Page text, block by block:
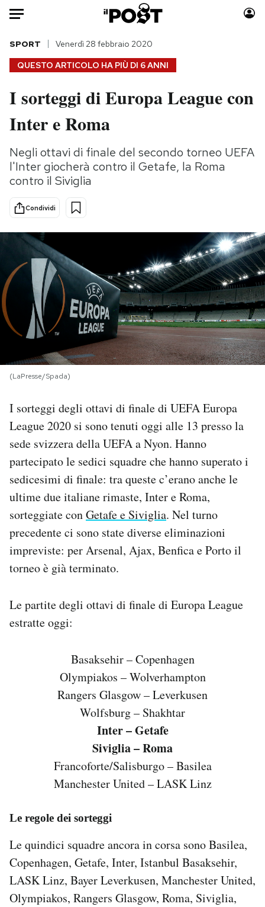
Auto
HOME
Italia
Politica
Tecnologia
Internet
Scienza
Cultura
Economia
Sport
Moda
Storie/Idee
Ok Boomer!
Mondiali calcio 2026
PODCAST
NEWSLETTER
I MIEI PREFERITI
SHOP
CALENDARIO
AREA PERSONALE
Area Personale
Newsletter
Notifiche mobile
Regala il Post
Hai bisogno di aiuto?
QUESTO ARTICOLO HA PIÙ DI 6 ANNI
SPORT Venerdì 28 febbraio 2020
I sorteggi di Europa League con
Inter e Roma
Negli ottavi di finale del secondo torneo UEFA
l'Inter giocherà contro il Getafe, la Roma
contro il Siviglia
Condividi
(LaPresse/Spada)
I sorteggi degli ottavi di finale di UEFA Europa
League 2020 si sono tenuti oggi alle 13 presso la
sede svizzera della UEFA a Nyon. Hanno
partecipato le sedici squadre che hanno superato i
sedicesimi di finale: tra queste c’erano anche le
ultime due italiane rimaste, Inter e Roma,
sorteggiate conGetafe e Siviglia. Nel turno
precedente ci sono state diverse eliminazioni
impreviste: per Arsenal, Ajax, Benfica e Porto il
torneo è già terminato.
Le partite degli ottavi di finale di Europa League
estratte oggi:
Basaksehir – Copenhagen
Olympiakos – Wolverhampton
Rangers Glasgow – Leverkusen
Wolfsburg – Shakhtar
Inter – Getafe
Siviglia – Roma
Francoforte/Salisburgo – Basilea
Manchester United – LASK Linz
Le regole dei sorteggi
Le quindici squadre ancora in corsa sono Basilea,
Copenhagen, Getafe, Inter, Istanbul Basaksehir,
LASK Linz, Bayer Leverkusen, Manchester United,
Olympiakos, Rangers Glasgow, Roma, Siviglia,